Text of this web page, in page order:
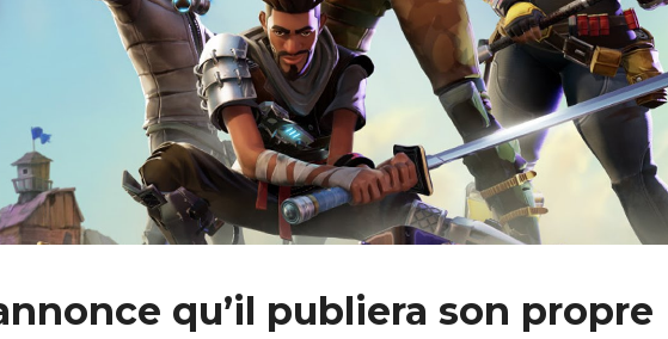
qu’il publiera son propre